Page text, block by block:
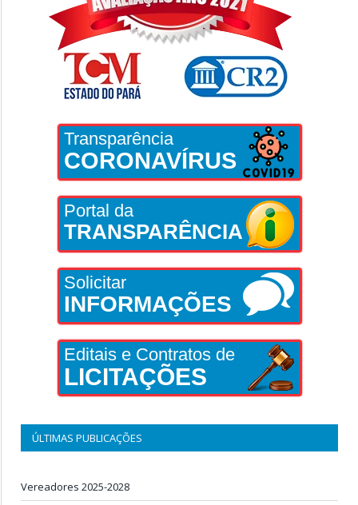
Transparência
CORONAVÍRUS
Portal da
TRANSPARÊNCIA
Solicitar
INFORMAÇÕES
Editais e Contratos de
LICITAÇÕES
ÚLTIMAS PUBLICAÇÕES
Vereadores 2025-2028